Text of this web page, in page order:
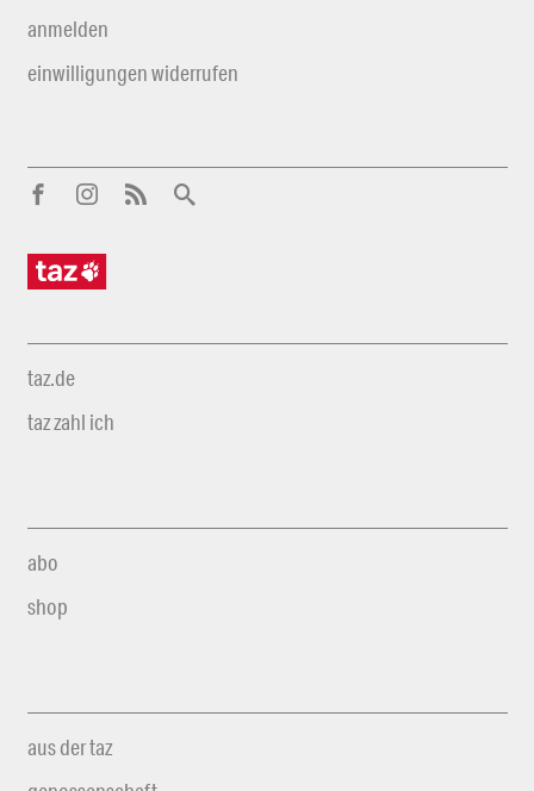
anmelden
einwilligungen widerrufen
taz.de
taz zahl ich
abo
shop
aus der taz